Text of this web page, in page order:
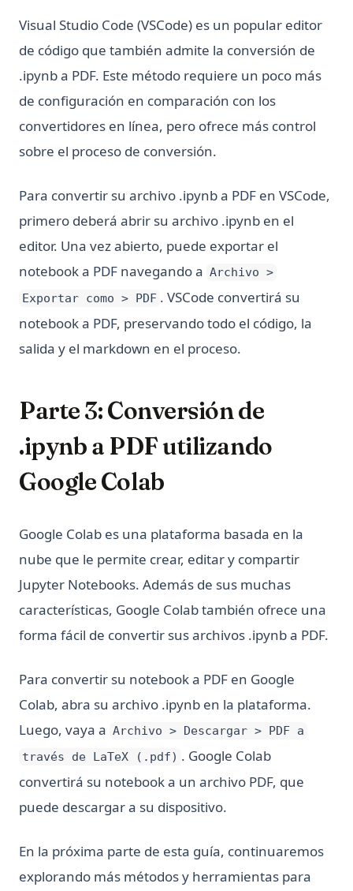
Visual Studio Code (VSCode) es un popular editor
de código que también admite la conversión de
.ipynb a PDF. Este método requiere un poco más
de configuración en comparación con los
convertidores en línea, pero ofrece más control
sobre el proceso de conversión.
Para convertir su archivo .ipynb a PDF en VSCode,
primero deberá abrir su archivo .ipynb en el
editor. Una vez abierto, puede exportar el
notebook a PDF navegando a Archivo >
Exportar como > PDF . VSCode convertirá su
notebook a PDF, preservando todo el código, la
salida y el markdown en el proceso.
Parte 3: Conversión de
.ipynb a PDF utilizando
Google Colab
Google Colab es una plataforma basada en la
nube que le permite crear, editar y compartir
Jupyter Notebooks. Además de sus muchas
características, Google Colab también ofrece una
forma fácil de convertir sus archivos .ipynb a PDF.
Para convertir su notebook a PDF en Google
Colab, abra su archivo .ipynb en la plataforma.
Luego, vaya a Archivo > Descargar > PDF a
través de LaTeX (.pdf) . Google Colab
convertirá su notebook a un archivo PDF, que
puede descargar a su dispositivo.
En la próxima parte de esta guía, continuaremos
explorando más métodos y herramientas para